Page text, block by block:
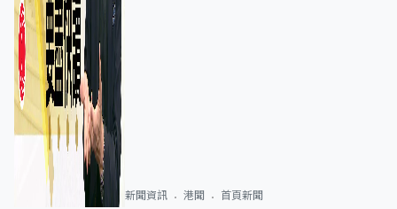
新聞資訊 港聞 首頁新聞